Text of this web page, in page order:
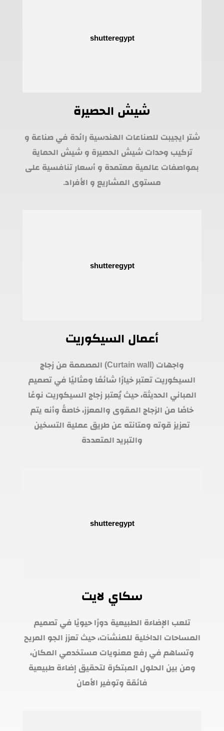
شيش الحصيرة
شتر ايجيبت للصناعات الهندسية رائدة في صناعة و
تركيب وحدات شيش الحصيرة و شيش الحماية
بمواصفات عالمية معتمدة و أسعار تنافسية على
مستوى المشاريع و الأفراد.
أعمال السيكوريت
واجهات (Curtain wall) المصممة من زجاج
السيكوريت تعتبر خيارًا شائعًا ومثاليًا في تصميم
المباني الحديثة، حيث يُعتبر زجاج السيكوريت نوعًا
خاصًا من الزجاج المقوى والمعزز، خاصةً وأنه يتم
تعزيز قوته ومتانته عن طريق عملية التسخين
والتبريد المتعددة
سكاي لايت
تلعب الإضاءة الطبيعية دورًا حيويًا في تصميم
المساحات الداخلية للمنشآت، حيث تعزز الجو المريح
وتساهم في رفع معنويات مستخدمي المكان،
ومن بين الحلول المبتكرة لتحقيق إضاءة طبيعية
فائقة وتوفير الأمان